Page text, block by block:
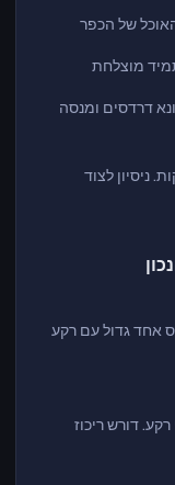
של הכפר
מוצלחת
דרדסים ומנסה
ניסיון לצוד
אחד גדול עם רקע
דורש ריכוז